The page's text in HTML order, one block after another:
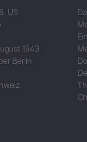
US
1943
Berlin